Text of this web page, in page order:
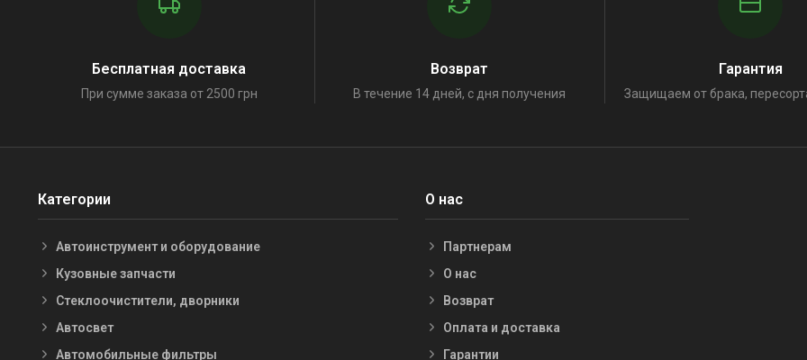
Бесплатная доставка
При сумме заказа от 2500 грн
Возврат
В течение 14 дней, с дня получения
Гарантия
Защищаем от брака,
Категории
Автоинструмент и оборудование
Кузовные запчасти
Стеклоочистители, дворники
Автосвет
Автомобильные фильтры
О нас
Партнерам
О нас
Возврат
Оплата и доставка
Гарантии